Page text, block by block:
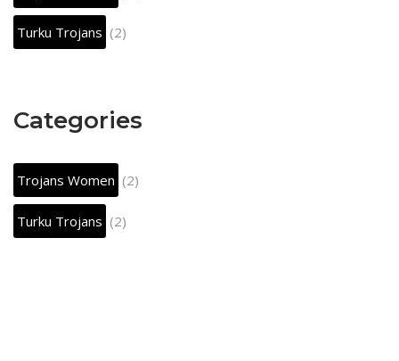
Turku Trojans (2)
Categories
Trojans Women (2)
Turku Trojans (2)